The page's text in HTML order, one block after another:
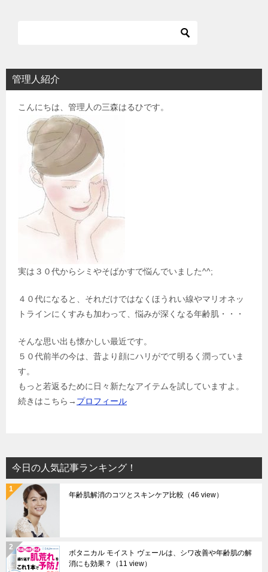
管理人紹介
こんにちは、管理人の三森はるひです。
実は３０代からシミやそばかすで悩んでいました^^;
４０代になると、それだけではなくほうれい線やマリオネッ
トラインにくすみも加わって、悩みが深くなる年齢肌・・・
そんな思い出も懐かしい最近です。
５０代前半の今は、昔より顔にハリがでて明るく潤っていま
す。
もっと若返るために日々新たなアイテムを試していますよ。
続きはこちら→ プロフィール
今日の人気記事ランキング！
年齢肌解消のコツとスキンケア比較 （46 view）
ボタニカル モイスト ヴェールは、シワ改善や年齢肌の解
消にも効果？
（11 view）